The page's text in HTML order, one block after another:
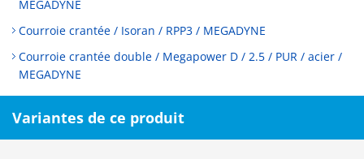
MEGADYNE
Courroie crantée / Isoran / RPP3 / MEGADYNE
Courroie crantée double / Megapower D / 2.5 / PUR / acier /
MEGADYNE
Variantes de ce produit